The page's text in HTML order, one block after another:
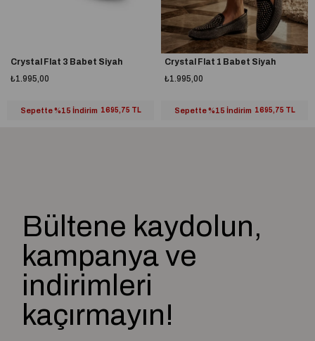
Crystal Flat 3 Babet Siyah
₺1.995,00
Sepette %15 İndirim 1695,75 TL
Crystal Flat 1 Babet Siyah
₺1.995,00
Sepette %15 İndirim 1695,75 TL
Bültene kaydolun,
kampanya ve
indirimleri
kaçırmayın!